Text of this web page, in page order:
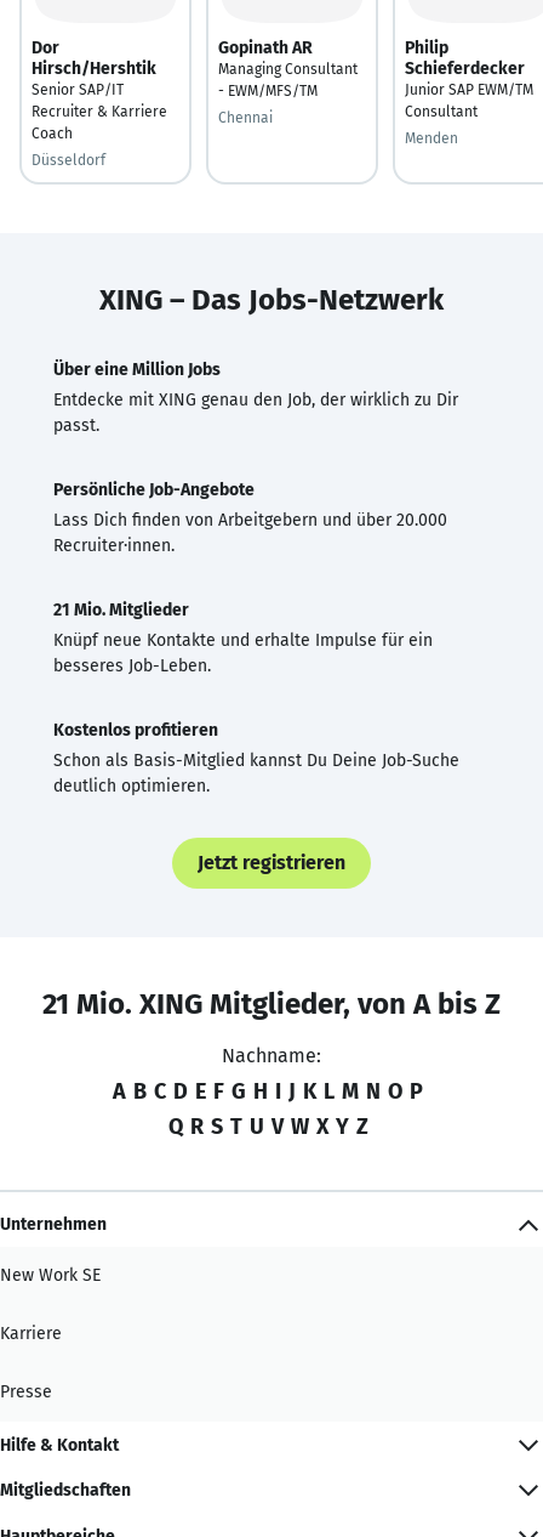
Dor
Hirsch/Hershtik
Senior SAP/IT
Recruiter & Karriere
Coach
Düsseldorf
Gopinath AR
Managing Consultant
- EWM/MFS/TM
Chennai
Philip
Schieferdecker
Junior SAP EWM/TM
Consultant
Menden
XING – Das Jobs-Netzwerk
Über eine Million Jobs
Entdecke mit XING genau den Job, der wirklich zu Dir
passt.
Persönliche Job-Angebote
Lass Dich finden von Arbeitgebern und über 20.000
Recruiter·innen.
21 Mio. Mitglieder
Knüpf neue Kontakte und erhalte Impulse für ein
besseres Job-Leben.
Kostenlos profitieren
Schon als Basis-Mitglied kannst Du Deine Job-Suche
deutlich optimieren.
Jetzt registrieren
21 Mio. XING Mitglieder, von A bis Z
Nachname:
A B C D E F G H I J K L M N O P
Q R S T U V W X Y Z
Unternehmen
New Work SE
Karriere
Presse
Hilfe & Kontakt
Mitgliedschaften